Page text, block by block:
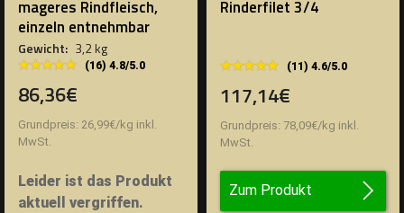
mageres Rindfleisch,
einzeln entnehmbar
Gewicht: 3,2 kg
★★★★★
★★★★★ (16) 4.8/5.0
86,36€
Grundpreis: 26,99€/kg inkl.
MwSt.
Leider ist das Produkt
aktuell vergriffen.
Rinderfilet 3/4
★★★★★
★★★★★ (11) 4.6/5.0
117,14€
Grundpreis: 78,09€/kg inkl.
MwSt.
Zum Produkt